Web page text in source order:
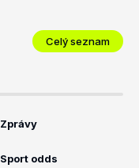
Celý seznam
Zprávy
Sport odds